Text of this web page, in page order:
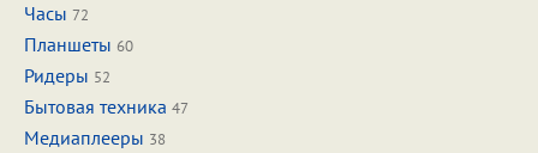
Часы 72
Планшеты 60
Ридеры 52
Бытовая техника 47
Медиаплееры 38